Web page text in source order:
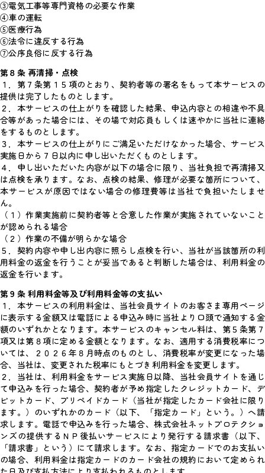
③電気工事等専門資格の必要な作業
④車の運転
⑤医療行為
⑥法令に違反する行為
⑦公序良俗に反する行為
第８条 再清掃・点検
１．第７条第１５項のとおり、契約者等の署名をもって本サービスの
提供は完了したものとします。
２．本サービスの仕上がりを確認した結果、申込内容との相違や不具
合等があった場合には、その場で対応員もしくは速やかに当社に連絡
をするものとします。
３．本サービスの仕上がりにご満足いただけなかった場合、サービス
実施日から７日以内に申し出いただくものとします。
４．申し出いただいた内容が以下の場合に限り、当社負担で再清掃又
は点検を承ります。なお、点検の結果、修理が必要な箇所について、
本サービスが原因ではない場合の修理費等は当社で負担いたしませ
ん。
（１）作業実施前に契約者等と合意した作業が実施されていないこと
が認められる場合
（２）作業の不備が明らかな場合
５．契約内容や申し出内容に照らし点検を行い、当社が当該箇所の利
用料金の返金を行うことが妥当であると判断した場合は、利用料金の
返金を行います。
第９条 利用料金等及び利用料金等の支払い
１．本サービスの利用料金は、当社会員サイトのお客さま専用ページ
に表示する金額又は電話による申込み時に当社より口頭で通知する金
額のいずれかとなります。本サービスのキャンセル料は、第５条第７
項又は第８項に定める金額となります。なお、適用する消費税率につ
いては、２０２６年８月時点のものとし、消費税率が変更になった場
合、当社は、変更された税率にもとづき利用料金を変更します。
２．当社は、利用料金をサービス実施日以降、当社会員サイトを通じ
て申込みを行った場合、契約者が予め指定したクレジットカード、デ
ビットカード、プリペイドカード（当社が指定したカード会社に限り
ます。）のいずれかのカード（以下、「指定カード」という。）へ請
求します。電話で申込みを行った場合、株式会社ネットプロテクショ
ンズの提供するＮＰ後払いサービスにより発行する請求書（以下、
「請求書」という）にて請求します。なお、指定カードでのお支払い
の場合、利用料金は指定カードのカード会社の規約において定められ